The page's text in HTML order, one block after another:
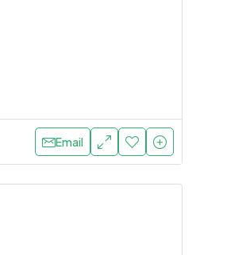
Email